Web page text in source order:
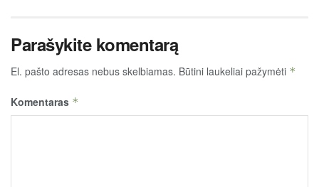
Parašykite komentarą
El. pašto adresas nebus skelbiamas. Būtini laukeliai pažymėti *
Komentaras *